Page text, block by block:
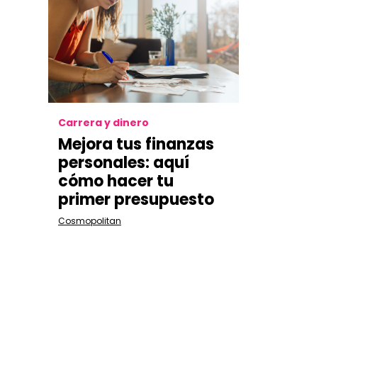
Carrera y dinero
Mejora tus finanzas
personales: aquí
cómo hacer tu
primer presupuesto
Cosmopolitan